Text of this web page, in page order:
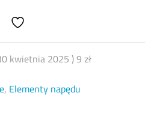
kwietnia 2025)9zł
, Elementy napędu